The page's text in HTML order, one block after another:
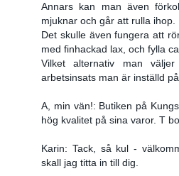
Annars kan man även
mjuknar och går att rulla ihop.
Det skulle även fungera att
med finhackad lax, och fylla
Vilket alternativ man
arbetsinsats man är inställd
A, min vän!: Butiken på
hög kvalitet på sina varor. T
Karin: Tack, så kul -
skall jag titta in till dig.